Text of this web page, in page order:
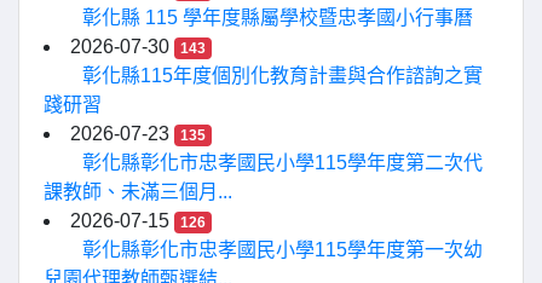
彰化縣 115 學年度縣屬學校暨忠孝國小行事曆
2026-07-30
143
彰化縣115年度個別化教育計畫與合作諮詢之實
踐研習
2026-07-23
135
彰化縣彰化市忠孝國民小學115學年度第二次代
課教師、未滿三個月...
2026-07-15
126
彰化縣彰化市忠孝國民小學115學年度第一次幼
兒園代理教師甄選結...